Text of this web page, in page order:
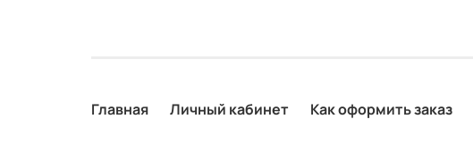
Главная Личный кабинет Как оформить заказ